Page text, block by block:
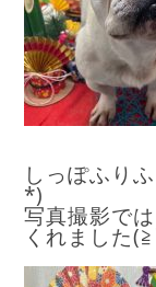
しっぽふり
*)
写真撮影で
くれました